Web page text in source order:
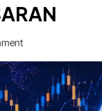
on
This
Week
in